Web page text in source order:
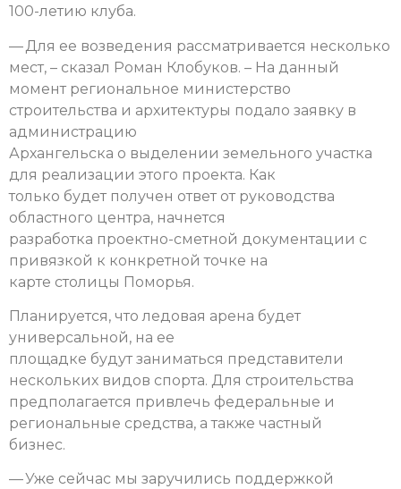
100-летию клуба.
— Для ее возведения рассматривается несколько
мест, – сказал Роман Клобуков. – На данный
момент региональное министерство
строительства и архитектуры подало заявку в
администрацию
Архангельска о выделении земельного участка
для реализации этого проекта. Как
только будет получен ответ от руководства
областного центра, начнется
разработка проектно-сметной документации с
привязкой к конкретной точке на
карте столицы Поморья.
Планируется, что ледовая арена будет
универсальной, на ее
площадке будут заниматься представители
нескольких видов спорта. Для строительства
предполагается привлечь федеральные и
региональные средства, а также частный
бизнес.
— Уже сейчас мы заручились поддержкой